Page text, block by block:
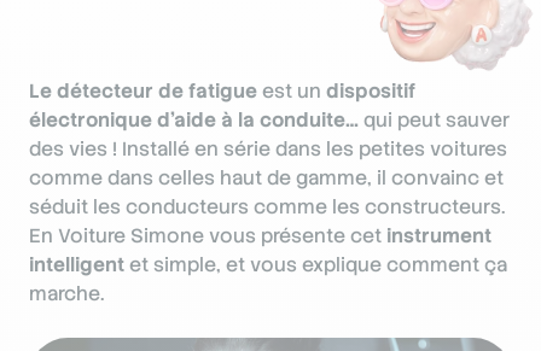
Le détecteur de fatigueest un dispositif
électronique d’aide à la conduite… qui peut sauver
des vies ! Installé en série dans les petites voitures
comme dans celles haut de gamme, il convainc et
séduit les conducteurs comme les constructeurs.
En Voiture Simone vous présente cet instrument
intelligentet simple, et vous explique comment ça
marche.